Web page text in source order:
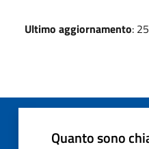
Ultimo aggiornamento:
Quanto sono